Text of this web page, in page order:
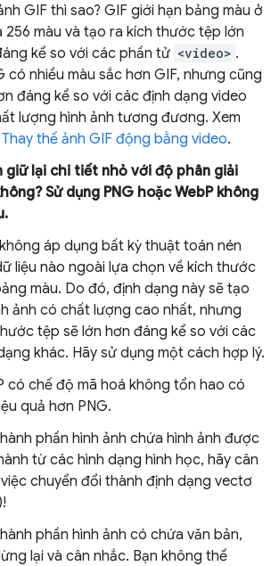
GIF thì sao? GIF giới hạn bảng màu ở
256 màu và tạo ra kích thước tệp lớn
kể so với các phần tử <video> .
có nhiều màu sắc hơn GIF, nhưng cũng
đáng kể so với các định dạng video
lượng hình ảnh tương đương. Xem
Thay thế ảnh GIF động bằng video.
giữ lại chi tiết nhỏ với độ phân giải
Sử dụng PNG hoặc WebP không
áp dụng bất kỳ thuật toán nén
liệu nào ngoài lựa chọn về kích thước
màu. Do đó, định dạng này sẽ tạo
ảnh có chất lượng cao nhất, nhưng
tệp sẽ lớn hơn đáng kể so với các
khác. Hãy sử dụng một cách hợp lý.
có chế độ mã hoá không tổn hao có
quả hơn PNG.
phần hình ảnh chứa hình ảnh được
từ các hình dạng hình học, hãy cân
chuyển đổi thành định dạng vectơ
phần hình ảnh có chứa văn bản,
lại và cân nhắc. Bạn không thể